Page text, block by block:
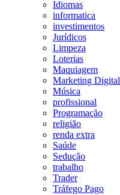
Idiomas
informatica
investimentos
Jurídicos
Limpeza
Loterias
Maquiagem
Marketing Digital
Música
profissional
Programação
religião
renda extra
Saúde
Sedução
trabalho
Trader
Tráfego Pago